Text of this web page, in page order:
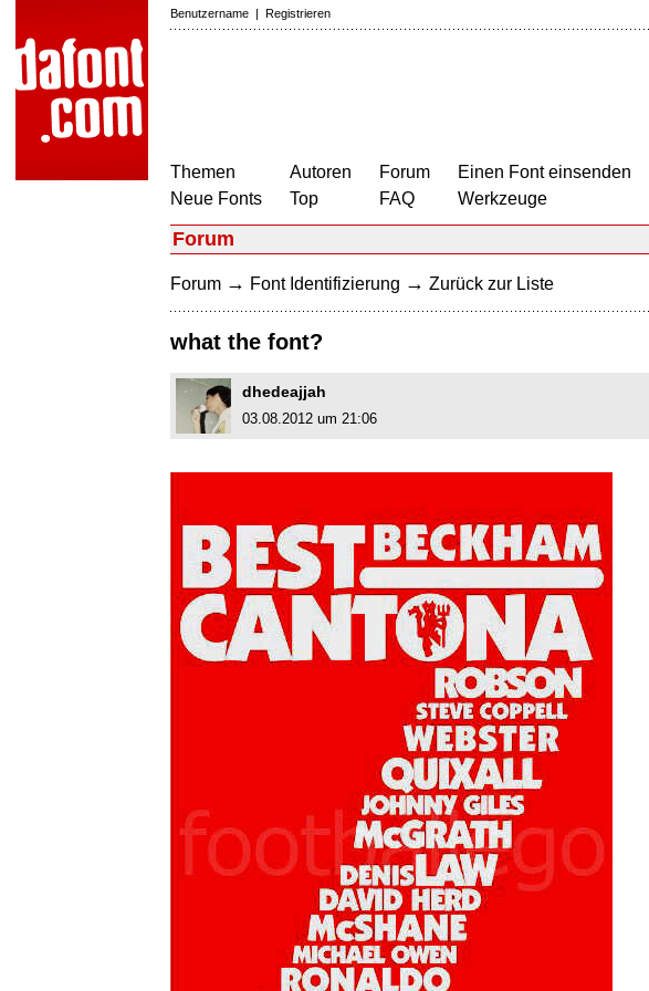
Benutzername | Registrieren
Themen
Neue Fonts
Autoren
Top
Forum
FAQ
Einen Font einsenden
Werkzeuge
Forum
Forum → Font Identifizierung → Zurück zur Liste
what the font?
dhedeajjah
03.08.2012 um 21:06